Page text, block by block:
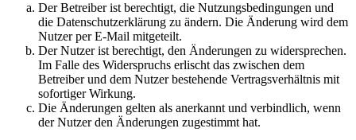
Der Betreiber ist berechtigt, die Nutzungsbedingungen und
die Datenschutzerklärung zu ändern. Die Änderung wird dem
Nutzer per E-Mail mitgeteilt.
Der Nutzer ist berechtigt, den Änderungen zu widersprechen.
Im Falle des Widerspruchs erlischt das zwischen dem
Betreiber und dem Nutzer bestehende Vertragsverhältnis mit
sofortiger Wirkung.
Die Änderungen gelten als anerkannt und verbindlich, wenn
der Nutzer den Änderungen zugestimmt hat.